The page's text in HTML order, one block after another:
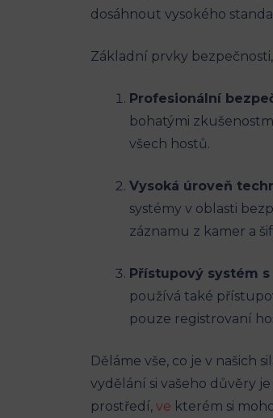
dosáhnout vysokého
Základní prvky
Profesionální
bohatými
všech hostů.
Vysoká úroveň
systémy v oblasti
záznamu z kamer a
Přístupový systém
používá také
pouze registrovaní
Děláme vše, co je v našich
vydělání si vašeho důvěry
prostředí, ve kterém si